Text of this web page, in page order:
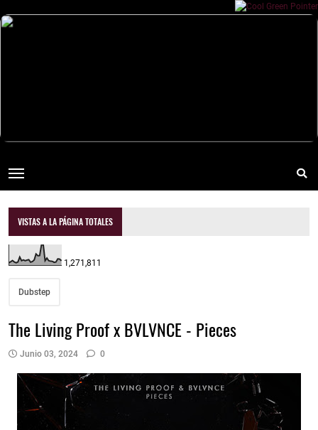
VISTAS A LA PÁGINA TOTALES
1,271,811
Dubstep
The Living Proof x BVLVNCE - Pieces
Junio 03, 2024 0